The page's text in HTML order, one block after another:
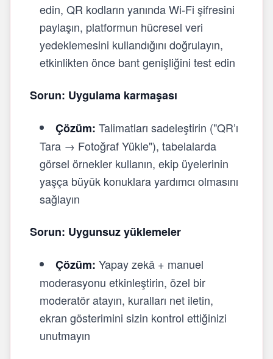
edin, QR kodların yanında Wi‑Fi şifresini
paylaşın, platformun hücresel veri
yedeklemesini kullandığını doğrulayın,
etkinlikten önce bant genişliğini test edin
Sorun: Uygulama karmaşası
Çözüm: Talimatları sadeleştirin ("QR’ı
Tara → Fotoğraf Yükle"), tabelalarda
görsel örnekler kullanın, ekip üyelerinin
yaşça büyük konuklara yardımcı olmasını
sağlayın
Sorun: Uygunsuz yüklemeler
Çözüm: Yapay zekâ + manuel
moderasyonu etkinleştirin, özel bir
moderatör atayın, kuralları net iletin,
ekran gösterimini sizin kontrol ettiğinizi
unutmayın